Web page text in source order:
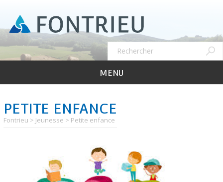
contenu
principal
Rechercher
MENU
PETITE ENFANCE
Fontrieu Jeunesse Petite enfance